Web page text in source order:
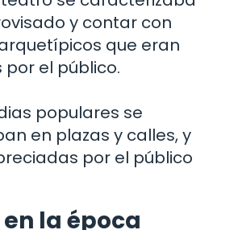
y contar con
que eran
el público.
populares se
en plazas y calles, y
por el público
la época